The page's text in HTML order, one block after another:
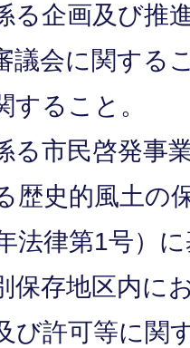
る企画及び推
議会に関する
すること。
る市民啓発事
歴史的風土の
法律第1号）
保存地区内に
び許可等に関